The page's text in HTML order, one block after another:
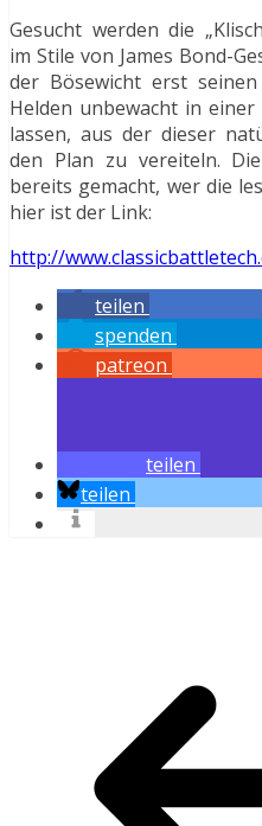
Gesucht werden die
im Stile von James Bond-
der Bösewicht erst
Helden unbewacht in
lassen, aus der dieser
den Plan zu vereiteln.
bereits gemacht, wer die
hier ist der Link:
http://
teilen
spenden
patreon
teilen
teilen